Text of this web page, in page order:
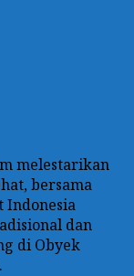
melestarikan
bersama
Indonesia
dan
di Obyek